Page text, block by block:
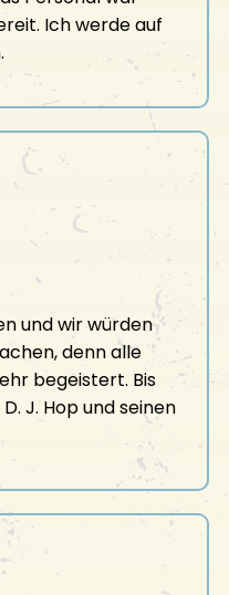
Ich werde auf
und wir würden
denn alle
begeistert. Bis
J. Hop und seinen